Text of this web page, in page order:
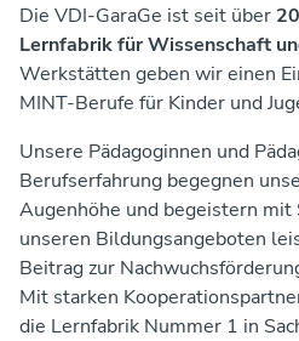
Die VDI-GaraGe ist seit über
Lernfabrik für Wissenschaft
Werkstätten geben wir einen
MINT-Berufe für Kinder und
Unsere Pädagoginnen und
Berufserfahrung begegnen
Augenhöhe und begeistern mit
unseren Bildungsangeboten
Beitrag zur
Mit starken
die Lernfabrik Nummer 1 in